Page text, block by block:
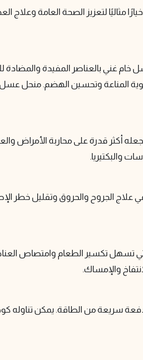
لتعزيز الصحة العامة وعلاج
غني بالعناصر المفيدة والمضادة
المناعة وتحسين الهضم. منحل
أكثر قدرة على محاربة الأمراض
والبكتيريا.
علاج الجروح والحروق وتقليل خطر
تكسير الطعام وامتصاص العناصر
والإمساك.
سريعة من الطاقة. يمكن تناوله